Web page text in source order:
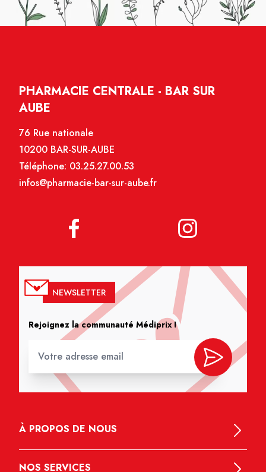
PHARMACIE CENTRALE - BAR SUR
AUBE
76 Rue nationale
10200 BAR-SUR-AUBE
Téléphone: 03.25.27.00.53
infos@pharmacie-bar-sur-aube.fr
NEWSLETTER
Rejoignez la communauté Médiprix !
À PROPOS DE NOUS
NOS SERVICES